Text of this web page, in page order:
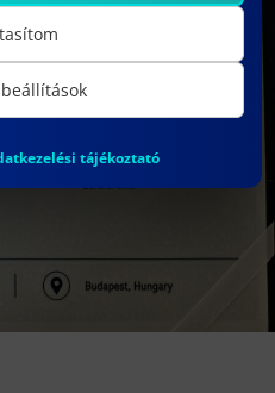
tájékoztató